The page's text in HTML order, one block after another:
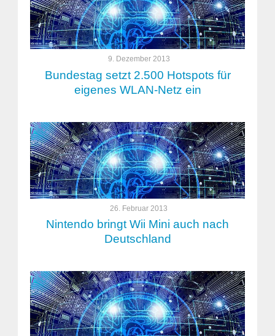
9. Dezember 2013
Bundestag setzt 2.500 Hotspots für
eigenes WLAN-Netz ein
26. Februar 2013
Nintendo bringt Wii Mini auch nach
Deutschland